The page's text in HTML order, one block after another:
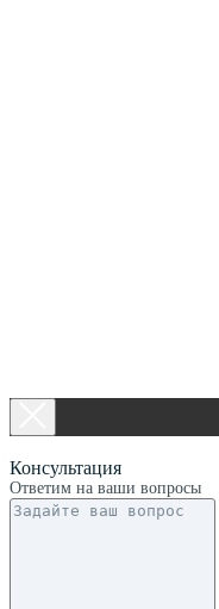
Консультация
Ответим на ваши вопросы